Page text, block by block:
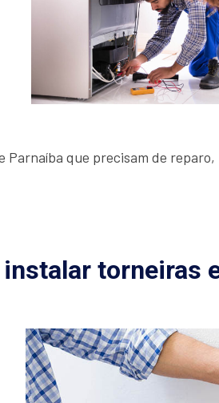
que precisam de
torneiras